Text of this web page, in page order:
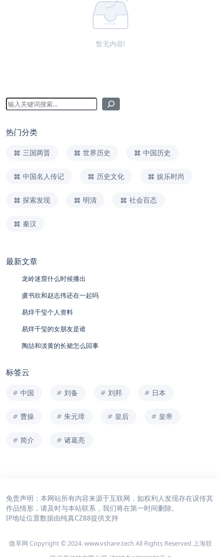
暂无内容!
热门分类
三国两晋 世界历史 中国历史
中国名人传记 历史文化 娱乐时尚
探索发现 明清 社会百态
秦汉
最新文章
龙岭迷窟什么时候播出
虞书欣和赵志伟还在一起吗
易烊千玺个人资料
易烊千玺的女朋友是谁
陶喆和淡黄的长裙怎么回事
标签云
中国 刘备 刘邦 日本
曹操 朱元璋 皇后 皇帝
简介 诸葛亮
免责声明：本网站所有内容来源于互联网，如权利人发现存在误传其
作品情形，请及时与本站联系，我们将在第一时间删除。
IP地址位置数据由纯真CZ88提供支持
微享网 Copyright © 2024. www.vshare.tech All Rights Reserved 上海联